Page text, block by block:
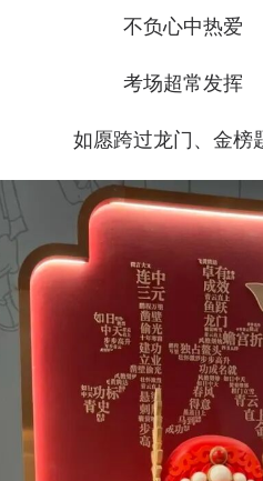
不负心中热爱
考场超常发挥
如愿跨过龙门、金榜